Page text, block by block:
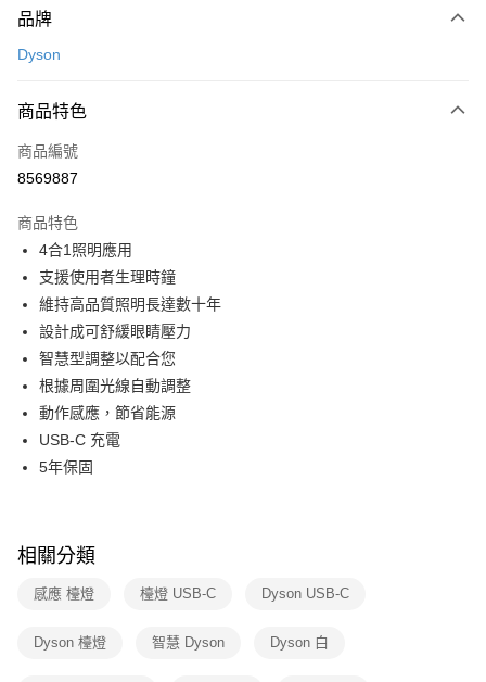
信用卡一次付款
3 期 0 利率 每期
合作金庫商業銀行
上海商業儲蓄銀行
臺灣中小企業銀行
匯豐（台灣）商業銀行
聯邦商業銀行
元大商業銀行
玉山商業銀行
台灣樂天信用卡公司
合作金庫商業銀行
上海商業儲蓄銀行
國泰世華商業銀行
匯豐（台灣）商業銀行
聯邦商業銀行
元大商業銀行
玉山商業銀行
台新國際商業銀行
即享券
LINE Pay
Apple Pay
街口支付
Google Pay
ATM付款
運送方式
宅配
免運費
品牌
Dyson
商品特色
商品編號
8569887
商品特色
4合1照明應用
支援使用者生理時鐘
維持高品質照明長達數十年
設計成可舒緩眼睛壓力
智慧型調整以配合您
根據周圍光線自動調整
動作感應，節省能源
USB-C 充電
5年保固
相關分類
感應 檯燈 檯燈 USB-C Dyson USB-C
Dyson 檯燈 智慧 Dyson Dyson 白